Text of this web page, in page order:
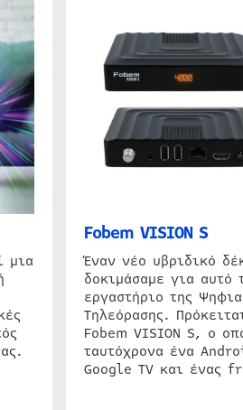
μια
Fobem VISION S
Έναν νέο υβριδικό
δοκιμάσαμε για αυτό
εργαστήριο της
Τηλεόρασης.
Fobem VISION S, ο
ταυτόχρονα ένα
Google TV και ένας